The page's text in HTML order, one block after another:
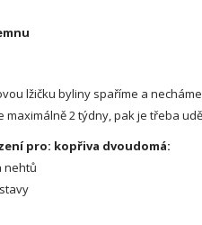
lžičku byliny spaříme a
maximálně 2 týdny, pak je třeba
pro: kopřiva dvoudomá:
nehtů